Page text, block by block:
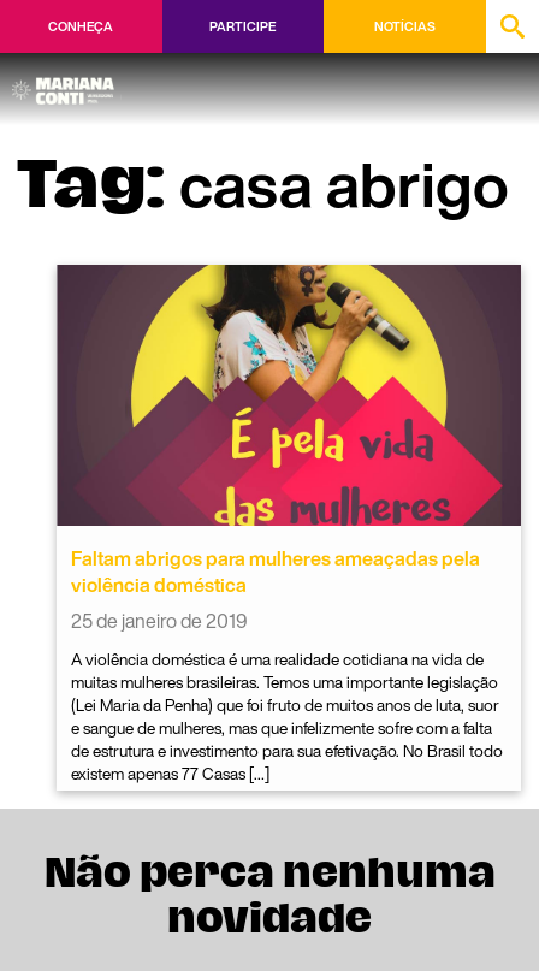
CONHEÇA PARTICIPE NOTÍCIAS
Tag: casa abrigo
Faltam abrigos para mulheres ameaçadas pela
violência doméstica
25 de janeiro de 2019
A violência doméstica é uma realidade cotidiana na vida de
muitas mulheres brasileiras. Temos uma importante legislação
(Lei Maria da Penha) que foi fruto de muitos anos de luta, suor
e sangue de mulheres, mas que infelizmente sofre com a falta
de estrutura e investimento para sua efetivação. No Brasil todo
existem apenas 77 Casas […]
Não perca nenhuma
novidade